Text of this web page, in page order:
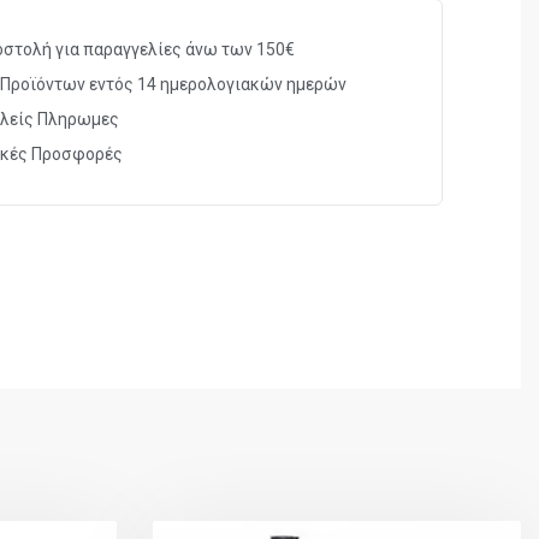
Μεταλλικές
με 0.12g BBs
για παραγγελίες άνω των 150€
εντός 14 ημερολογιακών ημερών
Πληρωμες
Προσφορές